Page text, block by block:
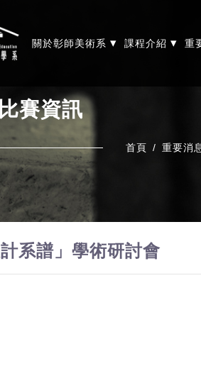
關於彰師美術系 ▾ 課程介紹 ▾ 重
賽資訊
首頁 重要消
計系譜」學術研討會